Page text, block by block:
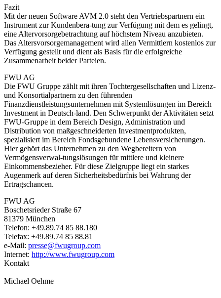
Fazit
Mit der neuen Software AVM 2.0 steht den Vertriebspartnern ein
Instrument zur Kundenbera-tung zur Verfügung mit dem es gelingt,
eine Altervorsorgebetrachtung auf höchstem Niveau anzubieten.
Das Altersvorsorgemanagement wird allen Vermittlern kostenlos zur
Verfügung gestellt und dient als Basis für die erfolgreiche
Zusammenarbeit beider Parteien.
FWU AG
Die FWU Gruppe zählt mit ihren Tochtergesellschaften und Lizenz-
und Konsortialpartnern zu den führenden
Finanzdienstleistungsunternehmen mit Systemlösungen im Bereich
Investment in Deutsch-land. Den Schwerpunkt der Aktivitäten setzt
FWU-Gruppe in dem Bereich Design, Administration und
Distribution von maßgeschneiderten Investmentprodukten,
spezialisiert im Bereich Fondsgebundene Lebensversicherungen.
Hier gehört das Unternehmen zu den Wegbereitern von
Vermögensverwal-tungslösungen für mittlere und kleinere
Einkommensbezieher. Für diese Zielgruppe liegt ein starkes
Augenmerk auf deren Sicherheitsbedürfnis bei Wahrung der
Ertragschancen.
FWU AG
Boschetsrieder Straße 67
81379 München
Telefon: +49.89.74 85 88.180
Telefax: +49.89.74 85 88.81
e-Mail: presse@fwugroup.com
Internet: http://www.fwugroup.com
Kontakt
Michael Oehme